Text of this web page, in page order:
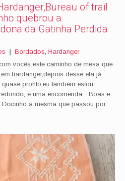
of trail
quebrou a
da Gatinha Perdida
| Bordados Hardanger
vocês este caminho de mesa que
hardanger,depois desse ela já
pronto,eu também estou
é uma encomenda…Boas e
a mesma que passou por